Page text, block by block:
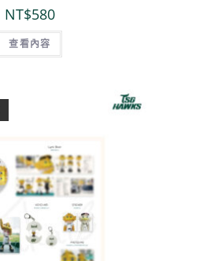
NT$580
查看內容